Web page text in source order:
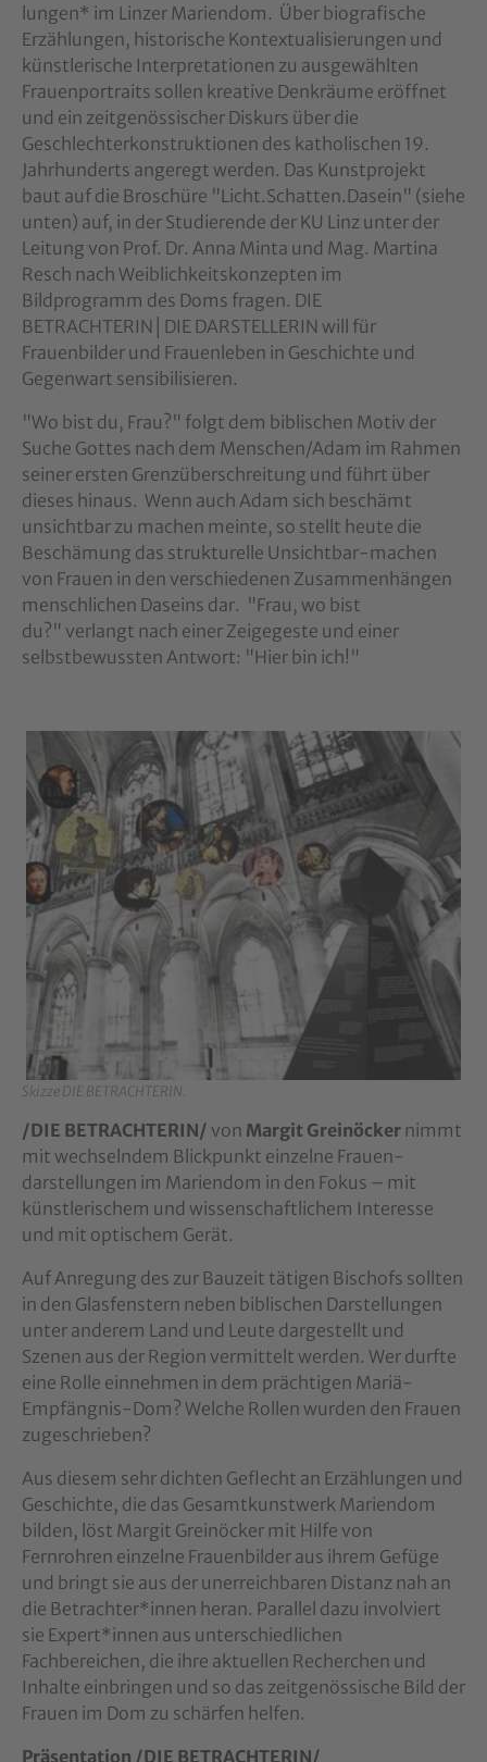
lungen* im Linzer Mariendom. Über biografische
Erzählungen, historische Kontextualisierungen und
künstlerische Interpretationen zu ausgewählten
Frauenportraits sollen kreative Denkräume eröffnet
und ein zeitgenössischer Diskurs über die
Geschlechterkonstruktionen des katholischen 19.
Jahr­hunderts angeregt werden. Das Kunstprojekt
baut auf die Broschüre "Licht.Schatten.Dasein" (siehe
unten) auf, in der Studierende der KU Linz unter der
Leitung von Prof. Dr. Anna Minta und Mag. Martina
Resch nach Weiblichkeitskonzepten im
Bildprogramm des Doms fragen. DIE
BETRACHTERIN│DIE DARSTELLERIN will für
Frauenbilder und Frauenleben in Geschichte und
Gegenwart sensibilisieren.
"Wo bist du, Frau?" folgt dem biblischen Motiv der
Suche Gottes nach dem Menschen/Adam im Rahmen
seiner ersten Grenzüberschreitung und führt über
dieses hinaus. Wenn auch Adam sich beschämt
unsichtbar zu machen meinte, so stellt heute die
Beschämung das strukturelle Unsichtbar-machen
von Frauen in den verschiedenen Zusammenhängen
menschlichen Daseins dar. "Frau, wo bist
du?" verlangt nach einer Zeigegeste und einer
selbstbewussten Antwort: "Hier bin ich!"
Show larger version for:
Skizze DIE BETRACHTERIN.
/DIE BETRACHTERIN/ von Margit Greinöcker nimmt
mit wechselndem Blickpunkt einzelne Frauen­
darstellungen im Mariendom in den Fokus ­– mit
künstlerischem und wissenschaftlichem Interesse
und mit optischem Gerät.
Auf Anregung des zur Bauzeit tätigen Bischofs sollten
in den Glasfenstern neben biblischen Darstel­lungen
unter anderem Land und Leute dargestellt und
Szenen aus der Region vermittelt werden. Wer durfte
eine Rolle einnehmen in dem prächtigen Mariä-
Empfängnis-Dom? Welche Rollen wurden den Frauen
zugeschrieben?
Aus diesem sehr dichten Geflecht an Erzählungen und
Geschichte, die das Gesamtkunstwerk Marien­dom
bilden, löst Margit Greinöcker mit Hilfe von
Fernrohren einzelne Frauenbilder aus ihrem Gefüge
und bringt sie aus der unerreichbaren Distanz nah an
die Betrachter*innen heran. Parallel dazu involviert
sie Expert*innen aus unterschiedlichen
Fachbereichen, die ihre aktuellen Recherchen und
Inhalte einbringen und so das zeitgenössische Bild der
Frauen im Dom zu schärfen helfen.
Präsentation /DIE BETRACHTERIN/